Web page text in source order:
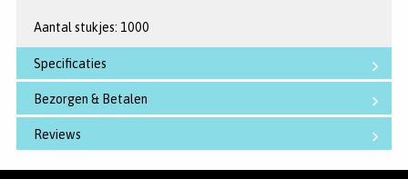
Aantal stukjes: 1000
Specificaties
Bezorgen & Betalen
Reviews